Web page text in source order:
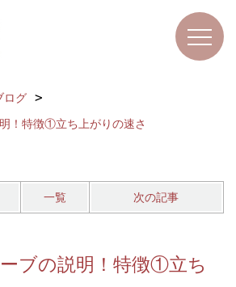
ログ
！特徴①立ち上がりの速さ
一覧 次の記事
ブの説明！特徴①立ち